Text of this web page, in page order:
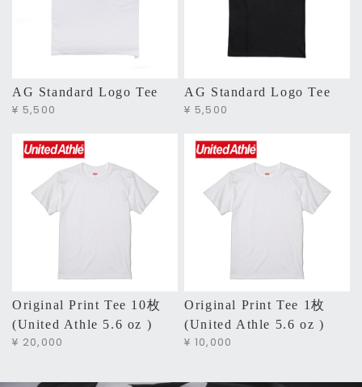
AG Standard Logo Tee
¥ 5,500
AG Standard Logo Tee
¥ 5,500
Original Print Tee 10枚
(United Athle 5.6 oz )
¥ 20,000
Original Print Tee 1枚
(United Athle 5.6 oz )
¥ 10,000